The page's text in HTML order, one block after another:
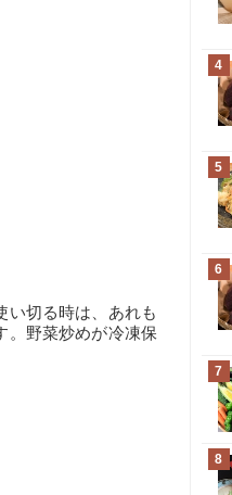
い切る時は、あれも
。野菜炒めが冷凍保
4
5
6
7
8